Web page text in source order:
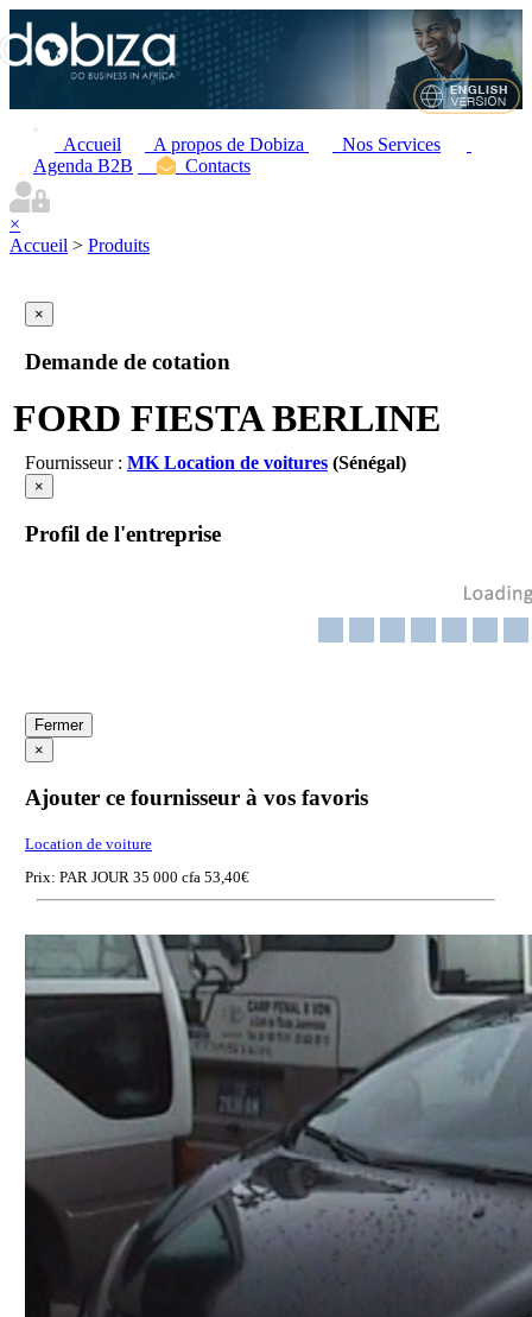
Accueil A propos de Dobiza
Nos Services
Agenda B2B
Contacts
×
Accueil > Produits
×
Demande de cotation
FORD FIESTA BERLINE
Fournisseur : MK Location de voitures(Sénégal)
×
Profil de l'entreprise
Fermer
×
Ajouter ce fournisseur à vos favoris
Location de voiture
Prix: PAR JOUR 35 000 cfa 53,40€